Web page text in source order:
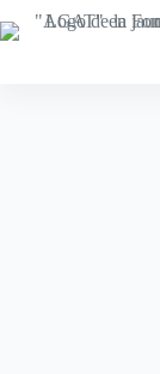
to